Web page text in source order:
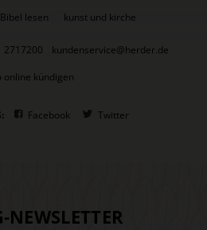
Bibel lesen kunst und kirche
2717200
kundenservice@herder.de
online kündigen
Facebook Twitter
NEWSLETTER